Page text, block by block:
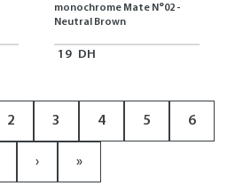
monochrome Mate N°02 -
Neutral Brown
19 DH
2 3 4 5 6
› »